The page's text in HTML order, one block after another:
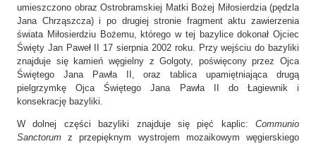
umieszczono obraz Ostrobramskiej Matki Bożej Miłosierdzia (pędzla
Jana Chrząszcza) i po drugiej stronie fragment aktu zawierzenia
świata Miłosierdziu Bożemu, którego w tej bazylice dokonał Ojciec
Święty Jan Paweł II 17 sierpnia 2002 roku. Przy wejściu do bazyliki
znajduje się kamień węgielny z Golgoty, poświęcony przez Ojca
Świętego Jana Pawła II, oraz tablica upamiętniająca drugą
pielgrzymkę Ojca Świętego Jana Pawła II do Łagiewnik i
konsekrację bazyliki.
W dolnej części bazyliki znajduje się pięć kaplic: Communio
Sanctorum z przepięknym wystrojem mozaikowym węgierskiego